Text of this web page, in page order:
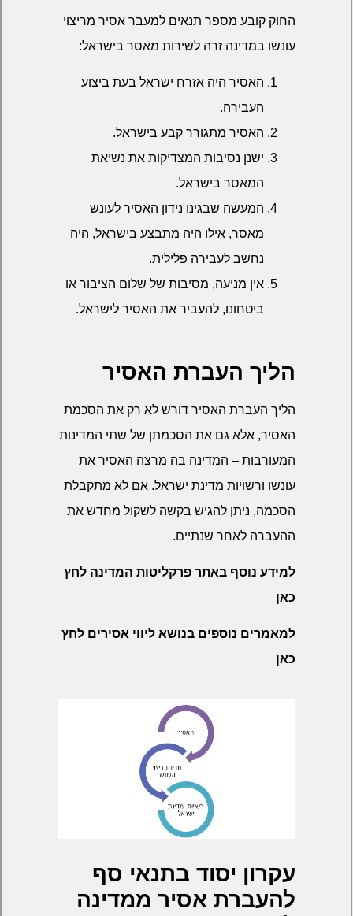
החוק קובע מספר תנאים למעבר אסיר מריצוי
עונשו במדינה זרה לשירות מאסר בישראל:
האסיר היה אזרח ישראל בעת ביצוע
העבירה.
האסיר מתגורר קבע בישראל.
ישנן נסיבות המצדיקות את נשיאת
המאסר בישראל.
המעשה שבגינו נידון האסיר לעונש
מאסר, אילו היה מתבצע בישראל, היה
נחשב לעבירה פלילית.
אין מניעה, מסיבות של שלום הציבור או
ביטחונו, להעביר את האסיר לישראל.
הליך העברת האסיר
הליך העברת האסיר דורש לא רק את הסכמת
האסיר, אלא גם את הסכמתן של שתי המדינות
המעורבות – המדינה בה מרצה האסיר את
עונשו ורשויות מדינת ישראל. אם לא מתקבלת
הסכמה, ניתן להגיש בקשה לשקול מחדש את
ההעברה לאחר שנתיים.
למידע נוסף באתר פרקליטות המדינה לחץ
כאן
למאמרים נוספים בנושא ליווי אסירים לחץ
כאן
עקרון יסוד בתנאי סף
להעברת אסיר ממדינה